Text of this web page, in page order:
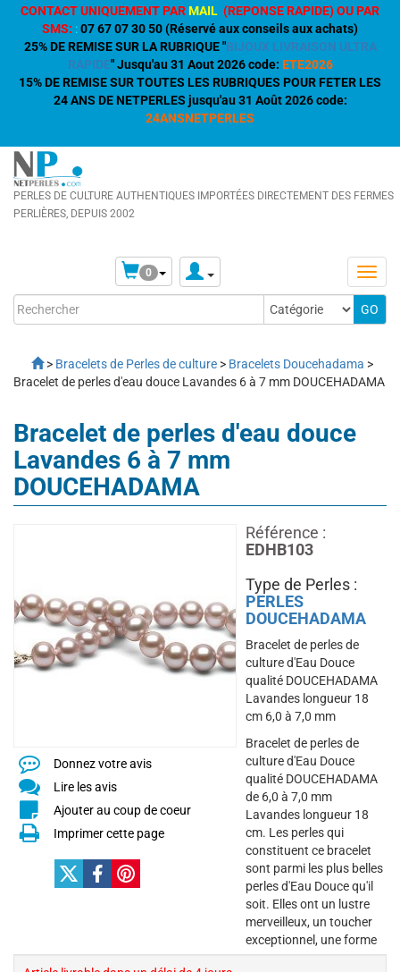
CONTACT UNIQUEMENT PARMAIL (REPONSE RAPIDE) OU PAR
SMS: :07 67 07 30 50 (Réservé aux conseils aux achats)
25% DE REMISE SUR LA RUBRIQUE "BIJOUX LIVRAISON ULTRA
RAPIDE" Jusqu'au 31 Aout 2026 code: ETE2026
15% DE REMISE SUR TOUTES LES RUBRIQUES POUR FETER LES
24 ANS DE NETPERLES jusqu'au 31 Août 2026 code:
24ANSNETPERLES
PERLES DE CULTURE AUTHENTIQUES IMPORTÉES DIRECTEMENT DES FERMES
PERLIÈRES, DEPUIS 2002
0
> Bracelets de Perles de culture > Bracelets Doucehadama >
Bracelet de perles d'eau douce Lavandes 6 à 7 mm DOUCEHADAMA
Bracelet de perles d'eau douce
Lavandes 6 à 7 mm
DOUCEHADAMA
Donnez votre avis
Lire les avis
Ajouter au coup de coeur
Imprimer cette page
Référence :
EDHB103
Type de Perles :
PERLES
DOUCEHADAMA
Bracelet de perles de
culture d'Eau Douce
qualité DOUCEHADAMA
Lavandes longueur 18
cm 6,0 à 7,0 mm
Bracelet de perles de
culture d'Eau Douce
qualité DOUCEHADAMA
de 6,0 à 7,0 mm
Lavandes longueur 18
cm. Les perles qui
constituent ce bracelet
sont parmi les plus belles
perles d'Eau Douce qu'il
soit. Elles ont un lustre
merveilleux, un toucher
exceptionnel, une forme